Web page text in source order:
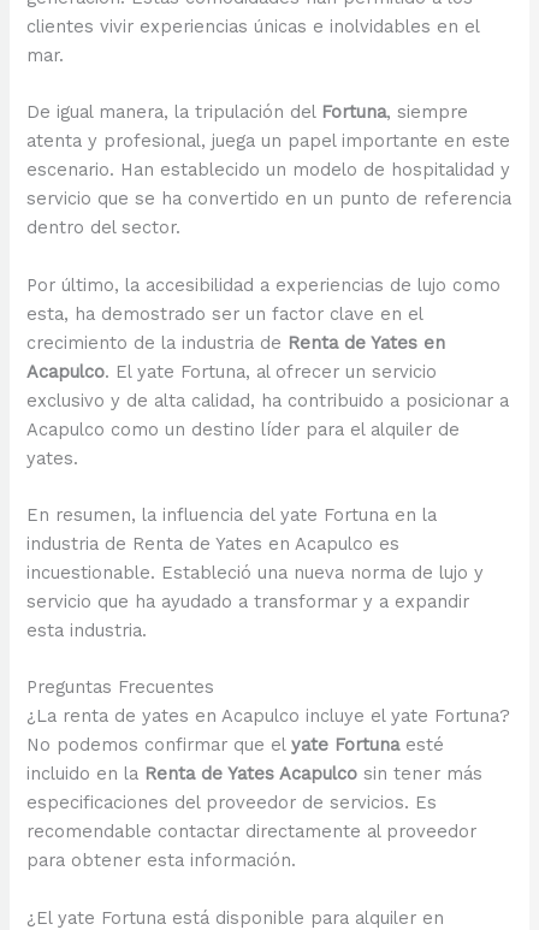
clientes vivir experiencias únicas e inolvidables en el
mar.
De igual manera, la tripulación del Fortuna, siempre
atenta y profesional, juega un papel importante en este
escenario. Han establecido un modelo de hospitalidad y
servicio que se ha convertido en un punto de referencia
dentro del sector.
Por último, la accesibilidad a experiencias de lujo como
esta, ha demostrado ser un factor clave en el
crecimiento de la industria de Renta de Yates en
Acapulco. El yate Fortuna, al ofrecer un servicio
exclusivo y de alta calidad, ha contribuido a posicionar a
Acapulco como un destino líder para el alquiler de
yates.
En resumen, la influencia del yate Fortuna en la
industria de Renta de Yates en Acapulco es
incuestionable. Estableció una nueva norma de lujo y
servicio que ha ayudado a transformar y a expandir
esta industria.
Preguntas Frecuentes
¿La renta de yates en Acapulco incluye el yate Fortuna?
No podemos confirmar que elyate Fortunaesté
incluido en la Renta de Yates Acapulco sin tener más
especificaciones del proveedor de servicios. Es
recomendable contactar directamente al proveedor
para obtener esta información.
¿El yate Fortuna está disponible para alquiler en